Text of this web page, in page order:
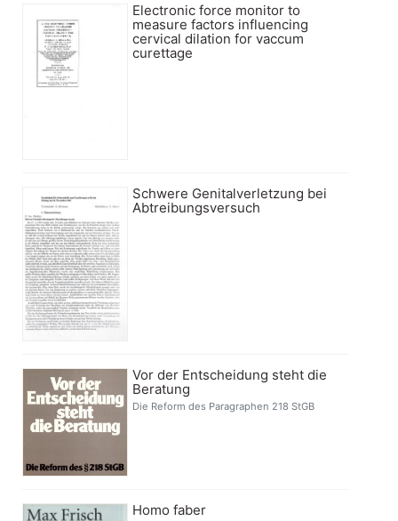
Electronic force monitor to
measure factors influencing
cervical dilation for vaccum
curettage
Schwere Genitalverletzung bei
Abtreibungsversuch
Vor der Entscheidung steht die
Beratung
Die Reform des Paragraphen 218 StGB
Homo faber